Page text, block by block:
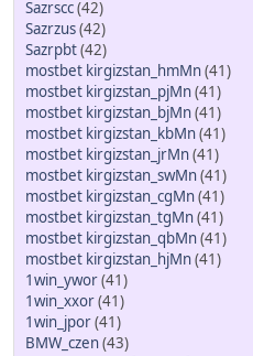
Sazrscc(42)
Sazrzus(42)
Sazrpbt(42)
mostbet kirgizstan_hmMn(41)
mostbet kirgizstan_pjMn(41)
mostbet kirgizstan_bjMn(41)
mostbet kirgizstan_kbMn(41)
mostbet kirgizstan_jrMn(41)
mostbet kirgizstan_swMn(41)
mostbet kirgizstan_cgMn(41)
mostbet kirgizstan_tgMn(41)
mostbet kirgizstan_qbMn(41)
mostbet kirgizstan_hjMn(41)
1win_ywor(41)
1win_xxor(41)
1win_jpor(41)
BMW_czen(43)